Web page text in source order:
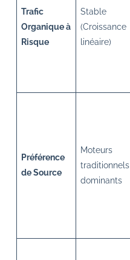
Trafic
Organique à
Risque
Stable
(Croissance
linéaire)
Préférence
de Source
Moteurs
traditionnels
dominants